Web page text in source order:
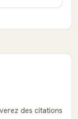
des citations